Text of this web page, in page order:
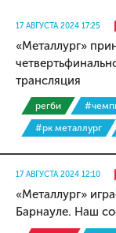
17 АВГУСТА 2024 17:25
«Металлург»
трансляция
регби
#рк металлург
17 АВГУСТА 2024 12:10
«Металлург»
Барнауле. Наш